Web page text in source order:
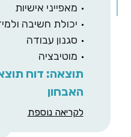
מאפייני אישיות
יכולת חשיבה
סגנון עבודה
מוטיבציה
תוצאה: דוח
האבחון
לקריאה נוספת